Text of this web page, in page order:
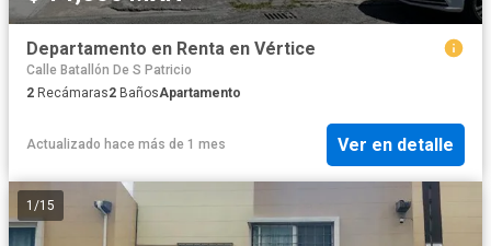
Departamento en Renta en Vértice
Calle Batallón De S Patricio
2 Recámaras2 BañosApartamento
Actualizado hace más de 1 mes Ver en detalle
1 /15